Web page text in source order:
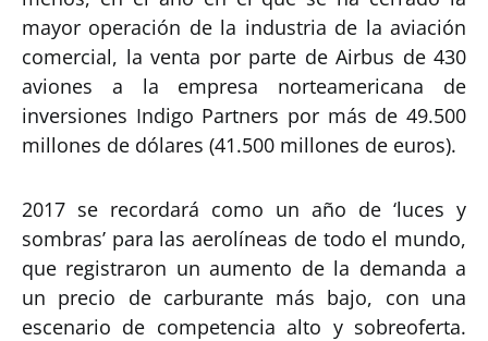
mayor operación de la industria de la aviación
comercial, la venta por parte de Airbus de 430
aviones a la empresa norteamericana de
inversiones Indigo Partners por más de 49.500
millones de dólares (41.500 millones de euros).
2017 se recordará como un año de ‘luces y
sombras’ para las aerolíneas de todo el mundo,
que registraron un aumento de la demanda a
un precio de carburante más bajo, con una
escenario de competencia alto y sobreoferta.